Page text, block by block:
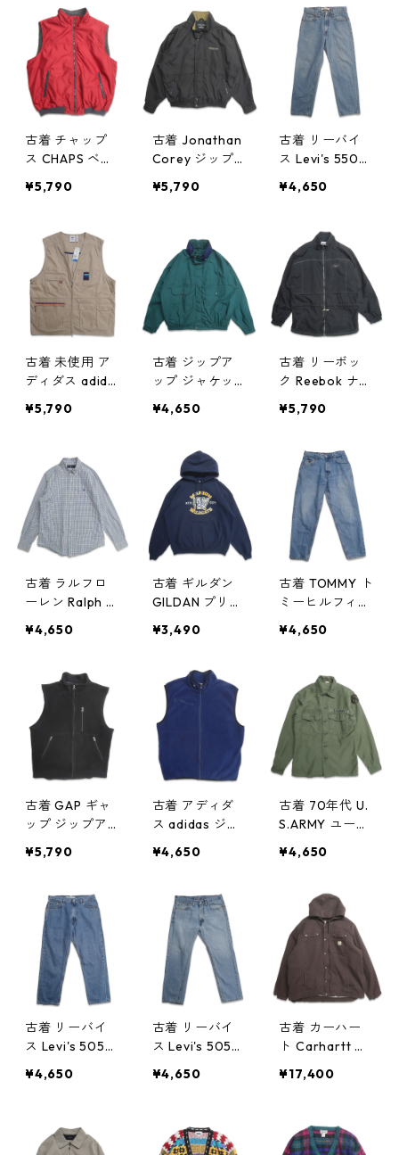
ット ワンポイ
ント グレー 表
記：XL gd40
5154n w50330
記：L gd4051
48n w50329
45n w50329
古着 チャップ
ス CHAPS ベス
ス レッド 表
5144n w50329
¥5,790
古着 Jonathan
Corey ジップ
ト ブルゾン ジ
gd405142n w5
0329
¥5,790
古着 リーバイ
ス Levi's 550
ジーンズ ジー
2L30 gd4051
34n w50329
¥4,650
古着 未使用 ア
ディダス adida
スト ベージュ
05131n w5032
¥5,790
古着 ジップア
ップ ジャケッ
ジャケット グ
記：-- gd405
127n w50328
¥4,650
古着 リーボッ
ク Reebok ナイ
ジップアップジ
ック 表記：S
gd405126n w5
0328
¥5,790
古着 ラルフロ
ーレン Ralph L
ウンシャツ 長
ック 表記：M
gd405125n w5
0328
¥4,650
古着 ギルダン
GILDAN プリン
パーカー トレ
ー 表記：L gd
405122n w503
28
¥3,490
古着 TOMMY ト
ミーヒルフィガ
ツ ジーンズ ジ
- gd405119n
w50328
¥4,650
古着 GAP ギャ
ップ ジップア
ベスト ブラッ
d405115n w50
327
¥5,790
古着 アディダ
ス adidas ジッ
ースベスト ネ
L gd405114n
w50327
¥4,650
古着 70年代 U.
S.ARMY ユーテ
ファティーグシ
ツ ミリタリー
表記：14 1/2×3
3 gd405113n
w50327
¥4,650
古着 リーバイ
ス Levi's 505
ジーンズ ジー
07n w50327
¥4,650
古着 リーバイ
ス Levi's 505
ジーンズ ジー
06n w50327
¥4,650
古着 カーハー
ト Carhartt ダ
ットジャケット
記：3XL TALL
¥17,400